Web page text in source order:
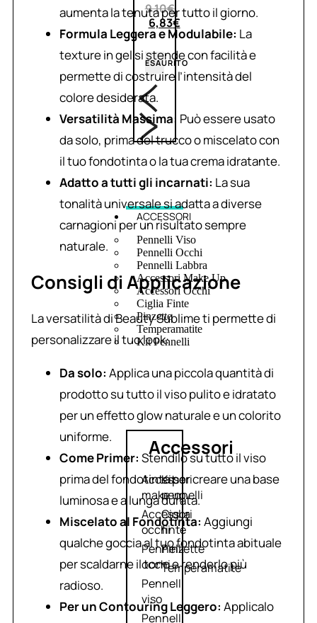
9,10€
6,83€
ESAURITO
ACCESSORI
Pennelli Viso
Pennelli Occhi
Pennelli Labbra
Accessori Make Up
Accessori Occhi
Ciglia Finte
Pinzette
Temperamatite
Kit Pennelli
Accessori
Accessori
make up
Accessori
occhi
Pennelli
occhi
Pennelli
viso
Pennelli
Kit
pennelli
Ciglia
finte
Pinzette
Temperamatite
aumenta la tenuta per tutto il giorno.
Formula Leggera e Modulabile: La
texture in gel si stende con facilità e
permette di costruire l’intensità del
colore desiderata.
Versatilità Massima: Può essere usato
da solo, prima del trucco o miscelato con
il tuo fondotinta o la tua crema idratante.
Adatto a tutti gli incarnati: La sua
tonalità universale si adatta a diverse
carnagioni per un risultato sempre
naturale.
Consigli di Applicazione
La versatilità di Beauty Sublime ti permette di
personalizzare il tuo look:
Da solo: Applica una piccola quantità di
prodotto su tutto il viso pulito e idratato
per un effetto glow naturale e un colorito
uniforme.
Come Primer: Stendilo su tutto il viso
prima del fondotinta per creare una base
luminosa e a lunga durata.
Miscelato al Fondotinta: Aggiungi
qualche goccia al tuo fondotinta abituale
per scaldarne il tono e renderlo più
radioso.
Per un Contouring Leggero: Applicalo